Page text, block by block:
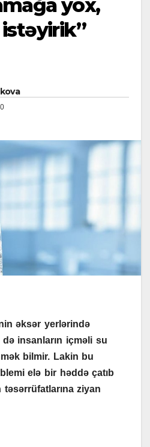
yox,
əksər yerlərində
insanların içməli su
bilmir. Lakin bu
elə bir həddə çatıb
təsərrüfatlarına ziyan